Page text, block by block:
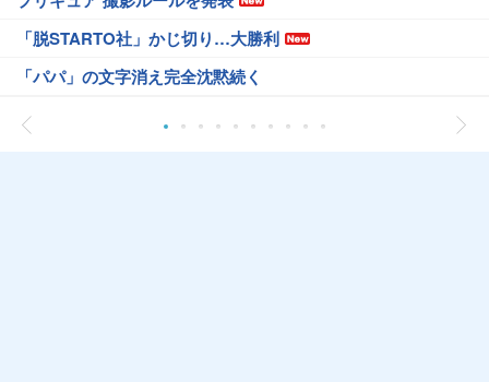
「脱STARTO社」かじ切り…大勝利
「パパ」の文字消え完全沈黙続く